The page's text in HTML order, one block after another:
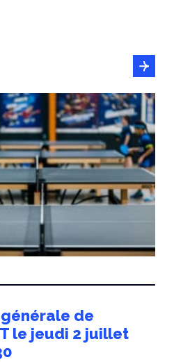
de
le jeudi 2 juillet